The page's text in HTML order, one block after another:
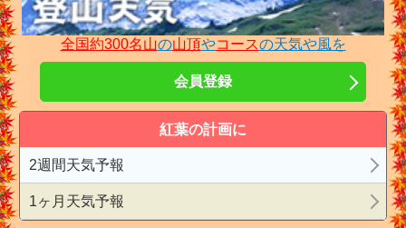
全国約300名山の山頂やコースの天気や風を
会員登録
紅葉の計画に
2週間天気予報
1ヶ月天気予報